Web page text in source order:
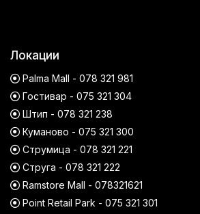
Локации
Palma Mall - 078 321 981
Гостивар - 075 321 304
Штип - 078 321 238
Куманово - 075 321 300
Струмица - 078 321 221
Струга - 078 321 222
Ramstore Mall - 078321621
Point Retail Park - 075 321 301